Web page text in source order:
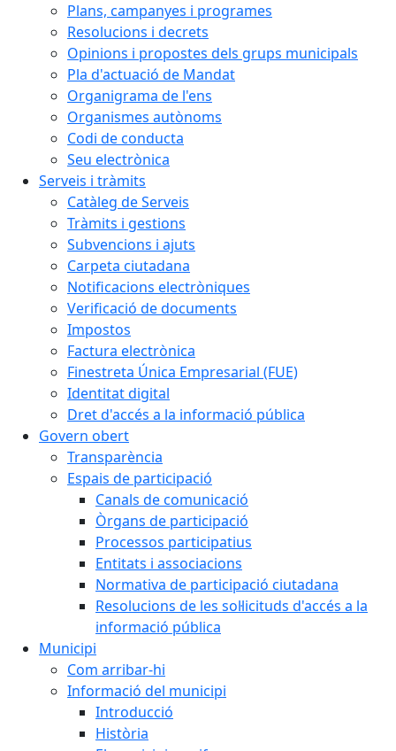
Plans, campanyes i programes
Resolucions i decrets
Opinions i propostes dels grups municipals
Pla d'actuació de Mandat
Organigrama de l'ens
Organismes autònoms
Codi de conducta
Seu electrònica
Serveis i tràmits
Catàleg de Serveis
Tràmits i gestions
Subvencions i ajuts
Carpeta ciutadana
Notificacions electròniques
Verificació de documents
Impostos
Factura electrònica
Finestreta Única Empresarial (FUE)
Identitat digital
Dret d'accés a la informació pública
Govern obert
Transparència
Espais de participació
Canals de comunicació
Òrgans de participació
Processos participatius
Entitats i associacions
Normativa de participació ciutadana
Resolucions de les sol·licituds d'accés a la
informació pública
Municipi
Com arribar-hi
Informació del municipi
Introducció
Història